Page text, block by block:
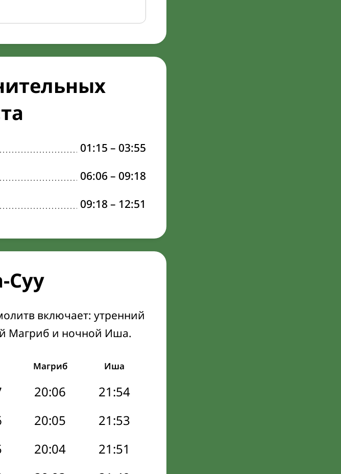
01:15 – 03:55
06:06 – 09:18
09:18 – 12:51
Суу
включает: утренний
Магриб и ночной Иша.
Магриб Иша
20:06
21:54
20:05
21:53
20:04
21:51